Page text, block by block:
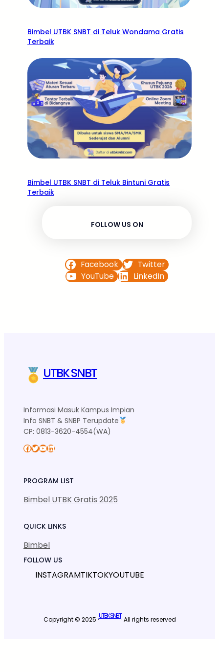
Bimbel UTBK SNBT di Teluk Wondama Gratis
Terbaik
Bimbel UTBK SNBT di Teluk Bintuni Gratis
Terbaik
FOLLOW US ON
Facebook
Twitter
YouTube
LinkedIn
UTBK SNBT
Informasi Masuk Kampus Impian
Info SNBT & SNBP Terupdate
CP: 0813-3620-4554(WA)
Facebook Twitter YouTube LinkedIn
PROGRAM LIST
Bimbel UTBK Gratis 2025
QUICK LINKS
Bimbel
FOLLOW US
INSTAGRAMTIKTOKYOUTUBE
Copyright © 2025 ·UTBK SNBT· All rights reserved